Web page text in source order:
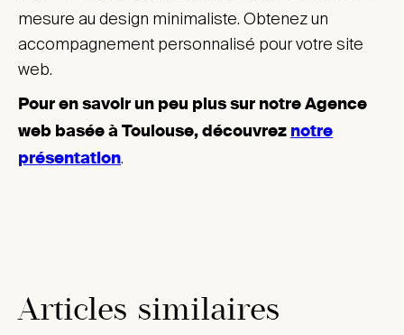
mesure au design minimaliste. Obtenez un
accompagnement personnalisé pour votre site
web.
Pour en savoir un peu plus sur notre Agence
web basée à Toulouse, découvreznotre
présentation.
Articles similaires